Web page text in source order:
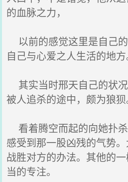
的血脉之力，
以前的感觉这里是自己的
自己与心爱之人生活的地方
其实当时邢天自己的状
被人追杀的途中，颇为狼狈
看着腾空而起的向她扑
感受到那一股凶残的气势
战胜对方的办法。其他的
当的专注。